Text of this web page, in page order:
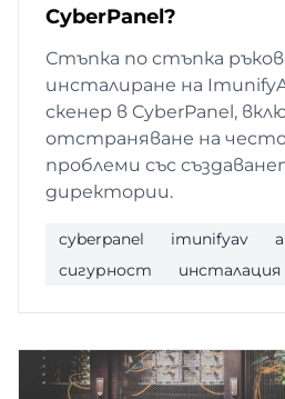
CyberPanel?
Стъпка по стъпка
инсталиране на
скенер в CyberPanel,
отстраняване на
проблеми със
директории.
cyberpanel imunifyav
сигурност
инсталация